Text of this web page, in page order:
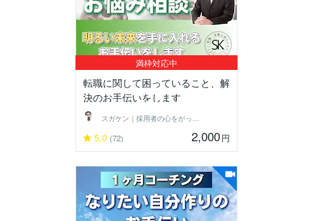
満枠対応中
転職に関して困っていること、解
決のお手伝いをします
スガケン｜採用者の心をがっちり掴む転職術
5.0 (72) 2,000円